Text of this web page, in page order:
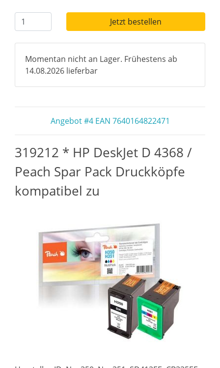
Jetzt bestellen
Momentan nicht an Lager. Frühestens ab
14.08.2026 lieferbar
Angebot #4 EAN 7640164822471
319212 * HP DeskJet D 4368 /
Peach Spar Pack Druckköpfe
kompatibel zu